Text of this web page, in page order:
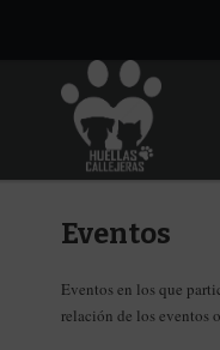
Eventos
Eventos en los que
relación de los eventos